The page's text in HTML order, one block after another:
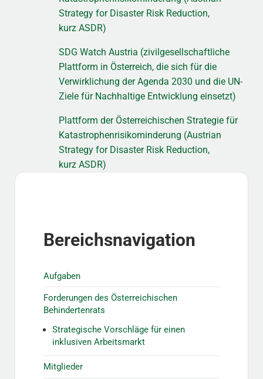
Strategy for Disaster Risk Reduction,
kurz ASDR)
SDG Watch Austria (zivilgesellschaftliche
Plattform in Österreich, die sich für die
Verwirklichung der Agenda 2030 und die UN-
Ziele für Nachhaltige Entwicklung einsetzt)
Plattform der Österreichischen Strategie für
Katastrophenrisikominderung (Austrian
Strategy for Disaster Risk Reduction,
kurz ASDR)
Sidebar
Bereichsnavigation
Aufgaben
Forderungen des Österreichischen
Behindertenrats
Strategische Vorschläge für einen
inklusiven Arbeitsmarkt
Mitglieder